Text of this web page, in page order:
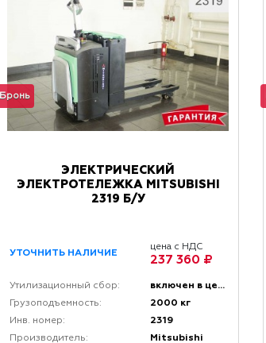
Бронь
ЭЛЕКТРИЧЕСКИЙ
ЭЛЕКТРОТЕЛЕЖКА MITSUBISHI
2319 Б/У
УТОЧНИТЬ НАЛИЧИЕ
цена с НДС
237 360 ₽
Утилизационный сбор: включен в цену
Грузоподъемность: 2000 кг
Инв. номер: 2319
Производитель: Mitsubishi